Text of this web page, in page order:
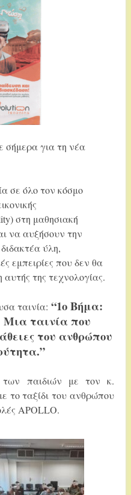
σήμερα για τη νέα
σε όλο τον κόσμο
στη μαθησιακή
να αυξήσουν την
ύλη,
εμπειρίες που δεν θα
της τεχνολογίας.
ταινία: “1ο Βήμα:
Μια ταινία που
του ανθρώπου
των παιδιών με τον κ.
το ταξίδι του ανθρώπου
APOLLO.